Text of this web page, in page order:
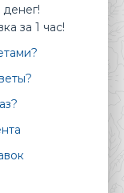
денег!
за 1 час!